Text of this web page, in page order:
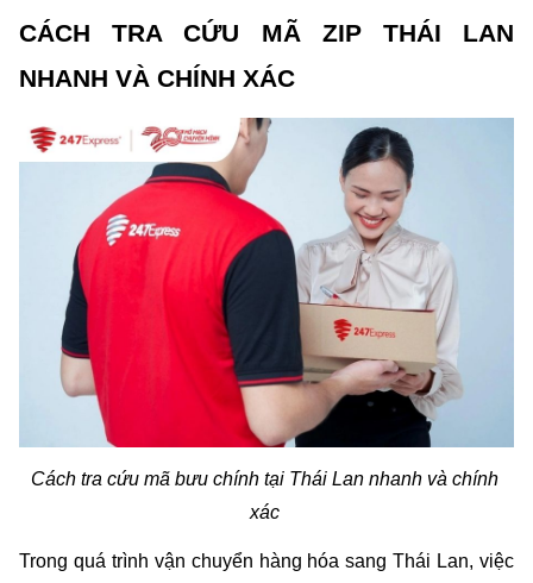
CÁCH TRA CỨU MÃ ZIP THÁI LAN
NHANH VÀ CHÍNH XÁC
Cách tra cứu mã bưu chính tại Thái Lan nhanh và chính
xác
Trong quá trình vận chuyển hàng hóa sang Thái Lan, việc